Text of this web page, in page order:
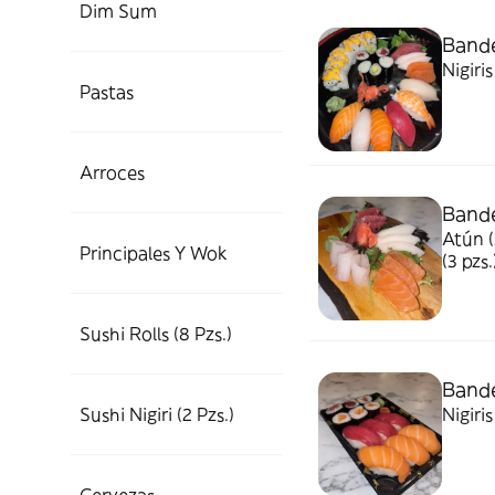
Dim Sum
Pastas
Arroces
Principales Y Wok
Sushi Rolls (8 Pzs.)
Sushi Nigiri (2 Pzs.)
Atún
(3